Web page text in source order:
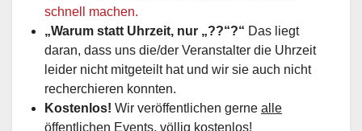
schnell machen.
„Warum statt Uhrzeit, nur „??“?“ Das liegt
daran, dass uns die/der Veranstalter die Uhrzeit
leider nicht mitgeteilt hat und wir sie auch nicht
recherchieren konnten.
Kostenlos! Wir veröffentlichen gerne alle
öffentlichen Events, völlig kostenlos!